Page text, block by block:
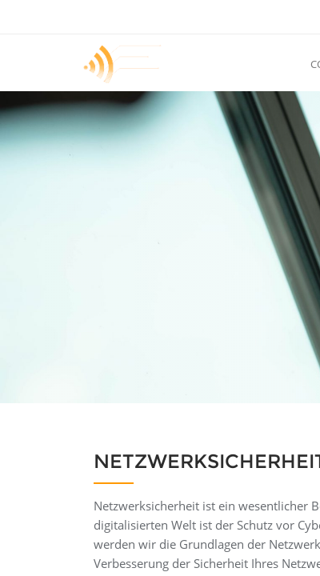
Netzwerksicherheit ist ein wesentlicher
digitalisierten Welt ist der Schutz vor
werden wir die Grundlagen der
Verbesserung der Sicherheit Ihres